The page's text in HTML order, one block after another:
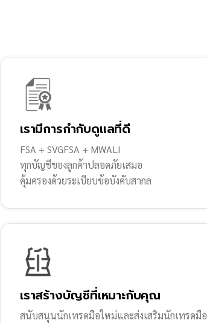
เรามีการกำกับดูแลที่ดี
FSA + SVGFSA + MWALI
ทุกบัญชีของลูกค้าปลอดภัยเสมอ
คุ้มครองด้วยระเบียบข้อบังคับสากล
เราสร้างบัญชีที่เหมาะกับคุณ
สนับสนุนนักเทรดมือใหม่และส่งเสริมนักเทรดมือ